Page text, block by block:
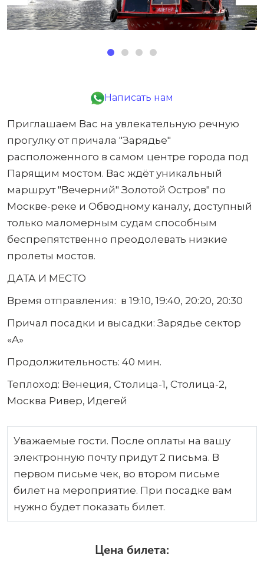
Написать нам
Приглашаем Вас на увлекательную речную
прогулку от причала "Зарядье"
расположенного в самом центре города под
Парящим мостом. Вас ждёт уникальный
маршрут "Вечерний" Золотой Остров" по
Москве-реке и Обводному каналу, доступный
только маломерным судам способным
беспрепятственно преодолевать низкие
пролеты мостов.
ДАТА И МЕСТО
Время отправления: в 19:10, 19:40, 20:20, 20:30
Причал посадки и высадки: Зарядье сектор
«A»
Продолжительность: 40 мин.
Теплоход: Венеция, Столица-1, Столица-2,
Москва Ривер, Идегей
Уважаемые гости. После оплаты на вашу
электронную почту придут 2 письма. В
первом письме чек, во втором письме
билет на мероприятие. При посадке вам
нужно будет показать билет.
Цена билета: